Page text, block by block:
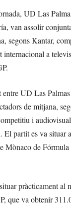
UD Las
van assolir
segons Kantar,
internacional a
UD Las
de mitjana,
i
partit es va situar
Mònaco de
pràcticament al
que va obtenir